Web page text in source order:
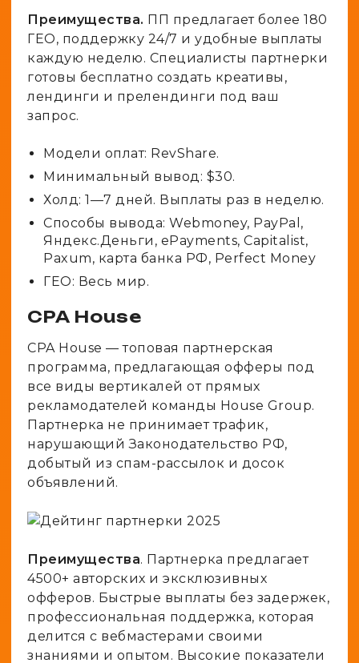
Преимущества. ПП предлагает более 180
ГЕО, поддержку 24/7 и удобные выплаты
каждую неделю. Специалисты партнерки
готовы бесплатно создать креативы,
лендинги и прелендинги под ваш
запрос.
Модели оплат: RevShare.
Минимальный вывод: $30.
Холд: 1—7 дней. Выплаты раз в неделю.
Способы вывода: Webmoney, PayPal,
Яндекс.Деньги, ePayments, Capitalist,
Paxum, карта банка РФ, Perfect Money
ГЕО: Весь мир.
CPA House
CPA House — топовая партнерская
программа, предлагающая офферы под
все виды вертикалей от прямых
рекламодателей команды House Group.
Партнерка не принимает трафик,
нарушающий Законодательство РФ,
добытый из спам-рассылок и досок
объявлений.
Преимущества. Партнерка предлагает
4500+ авторских и эксклюзивных
офферов. Быстрые выплаты без задержек,
профессиональная поддержка, которая
делится с вебмастерами своими
знаниями и опытом. Высокие показатели